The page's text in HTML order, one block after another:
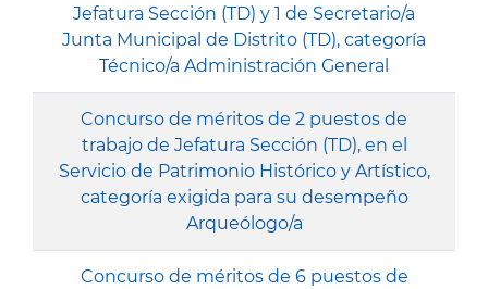
Jefatura Sección (TD) y 1 de Secretario/a
Junta Municipal de Distrito (TD), categoría
Técnico/a Administración General
Concurso de méritos de 2 puestos de
trabajo de Jefatura Sección (TD), en el
Servicio de Patrimonio Histórico y Artístico,
categoría exigida para su desempeño
Arqueólogo/a
Concurso de méritos de 6 puestos de